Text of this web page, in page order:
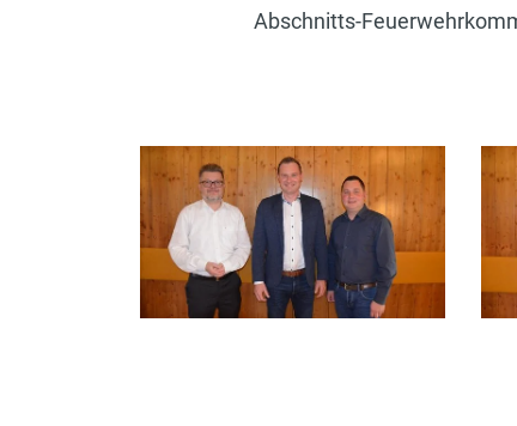
Abschnitts-